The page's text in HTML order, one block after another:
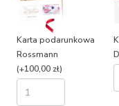
Karta podarunkowa
Rossmann
(+100,00 zł)